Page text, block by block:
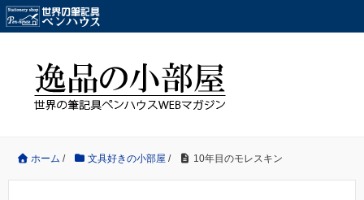
ホーム / 文具好きの小部屋 / 10年目のモレスキン